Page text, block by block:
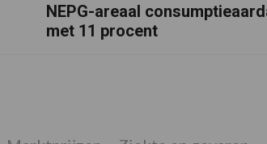
NEPG-areaal
met 11 procent